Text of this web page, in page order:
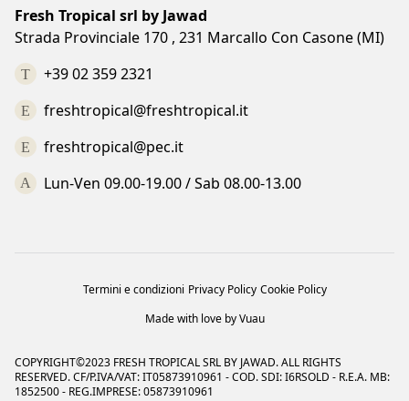
+39 02 359 2321
freshtropical@freshtropical.it
freshtropical@pec.it
Lun-Ven 09.00-19.00 / Sab 08.00-13.00
Termini e condizioni Privacy Policy Cookie Policy
Made with love by Vuau
COPYRIGHT©2023 FRESH TROPICAL SRL BY JAWAD. ALL RIGHTS
1852500 - REG.IMPRESE: 05873910961